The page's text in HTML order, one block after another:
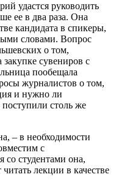
удастся руководить
ее в два раза. Она
кандидата в спикеры,
словами. Вопрос
о том,
сувениров с
пообещала
журналистов о том,
и нужно ли
столь же
– в необходимости
с
студентами она,
лекции в качестве